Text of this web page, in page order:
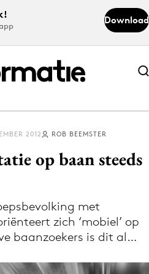
Download
Abonneer nu
Abonneer nu
via de Adformatie
app
2012 ROB BEEMSTER
op baan steeds
met
zich ‘mobiel’ op
baanzoekers is dit al…